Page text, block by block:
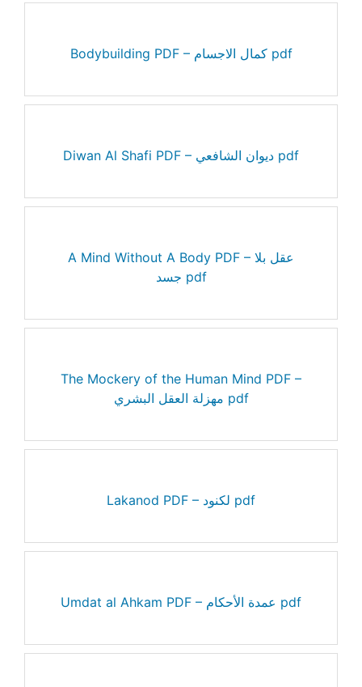
Bodybuilding PDF – كمال الاجسام pdf
Diwan Al Shafi PDF – ديوان الشافعي pdf
A Mind Without A Body PDF – عقل بلا
جسد pdf
The Mockery of the Human Mind PDF –
مهزلة العقل البشري pdf
Lakanod PDF – لكنود pdf
Umdat al Ahkam PDF – عمدة الأحكام pdf